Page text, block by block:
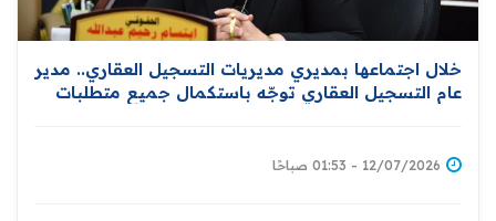
خلال اجتماعها بمديري مديريات التسجيل العقاري.. مدير
عام التسجيل العقاري توجّه باستكمال جميع متطلبات
12/07/2026 - 01:53 صباحًا